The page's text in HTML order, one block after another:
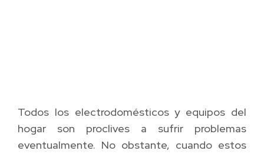
Todos los electrodomésticos y equipos del
hogar son proclives a sufrir problemas
eventualmente. No obstante, cuando estos